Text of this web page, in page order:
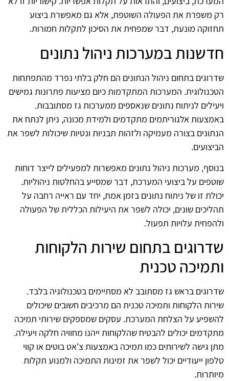
רק משפרת את הפעולה השוטפת, אלא גם מאפשרת ביצוע
תחזוקה מונעת, דבר שמפחית את הסיכון לתקלות חמורות.
חדשנות במערכות ניהול נתונים
שדרוגים בתחום ניהול הנתונים הם חלק בלתי נפרד מהתפתחות
הטכנולוגית. המערכות המתקדמות כיום מציעות פתרונות גמישים
ויעילים לניתוח נתונים שנאספים ממערכות גז מסתובבות.
באמצעות אלגוריתמים מתקדמים ולמידת מכונה, ניתן לנתח את
הנתונים בצורה מעמיקה ולזהות תבניות ונטיות שיכולות לשפר את
הביצועים.
בנוסף, מערכות ניהול נתונים מאפשרות למפעילים לייצר דוחות
שוטפים על ביצועי המערכת, דבר שמסייע בהחלטות ניהוליות.
יכולת זו של ניתוח נתונים בזמן אמת, יחד עם ראייה רחבה על
תהליכים שונים, יכולה לשפר את היעילות הכללית של הפעולה
ולהפחית עלויות תפעול.
שדרוגים בתחום שירות הלקוחות
ותמיכה טכנית
שדרוגים בראש גז מסתובב לא מסתיימים בטכנולוגיה בלבד.
שירות הלקוחות ותמיכה טכנית הם מרכיבים חשובים שיכולים
להשפיע על הצלחת המערכת. עסקים שמספקים שירותי תמיכה
מתקדמים יכולים להבטיח שהלקוחות ייהנו מחוויה חלקה ויעילה.
מתן גישה לשירותים כמו תמיכה באמצעות צ'אט בוטים או קווי
טלפון ייעודיים יכול לשפר את זמינות התמיכה ולמנוע תקלות
מיותרות.